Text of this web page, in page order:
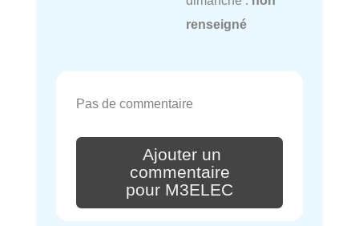
renseigné
Pas de commentaire
Ajouter un
commentaire
pour M3ELEC